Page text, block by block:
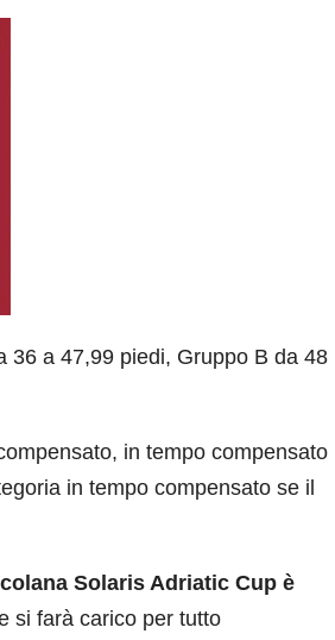
36 a 47,99 piedi, Gruppo B da 48
in tempo compensato
in tempo compensato se il
Solaris Adriatic Cup è
si farà carico per tutto